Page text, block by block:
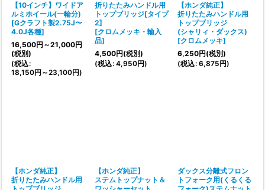
【10インチ】ワイドア
ルミホイール(一輪分)
[Gクラフト製2.75J〜
4.0J各種]
16,500円 ～21,000円
(税別)
(税込:
18,150円 ～23,100円)
折りたたみハンドル用
トップブリッジ[タイプ
2]
[クロムメッキ・輸入
品]
4,500円(税別)
(税込: 4,950円)
【ホンダ純正】
折りたたみハンドル用
トップブリッジ
(シャリィ・ダックス)
[クロムメッキ]
6,250円(税別)
(税込: 6,875円)
【ホンダ純正】
折りたたみハンドル用
【ホンダ純正】
ステムトップナット＆
ダックス分離式フロン
トフォーク用(くるくる